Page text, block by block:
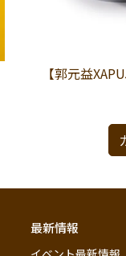
【郭元益
最新情報